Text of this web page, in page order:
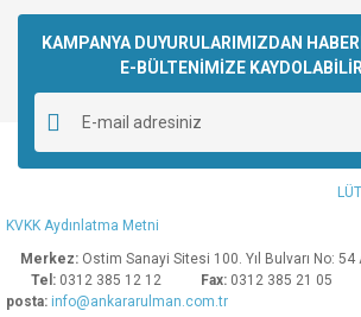
KAMPANYA DUYURULARIMIZDAN
E-BÜLTENİMİZE
KVKK Aydınlatma Metni
Merkez: Ostim Sanayi Sitesi 100. Yıl
Tel: 0312 385 12 12 Fax: 0312 385
posta: info@ankararulman.com.tr